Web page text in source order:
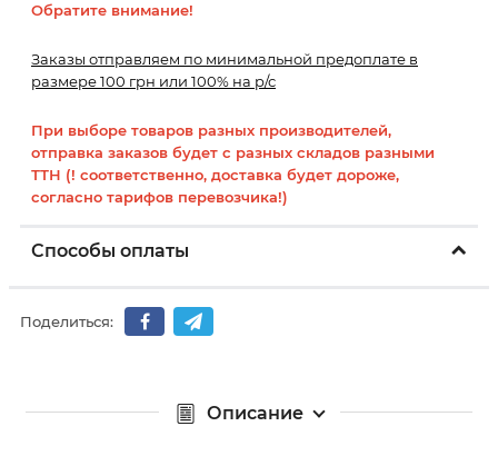
Обратите внимание!
Заказы отправляем по минимальной предоплате в
размере 100 грн или 100% на р/с
При выборе товаров разных производителей,
отправка заказов будет с разных складов разными
ТТН (! соответственно, доставка будет дороже,
согласно тарифов перевозчика!)
Способы оплаты
Поделиться:
Описание